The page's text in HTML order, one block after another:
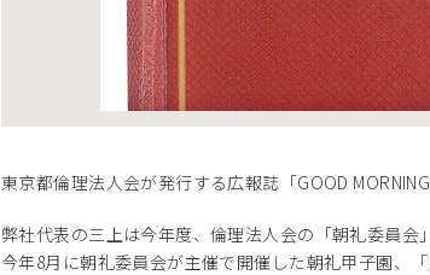
東京都倫理法人会が発行する広報誌「GOOD
弊社代表の三上は今年度、倫理法人会の「朝礼委員会
今年8月に朝礼委員会が主催で開催した朝礼甲子園、